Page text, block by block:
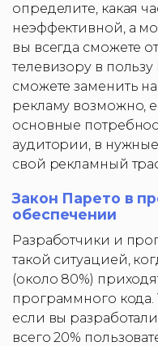
определите, какая
неэффективной, а
вы всегда сможете
телевизору в
сможете заменить
рекламу возможно,
основные
аудитории, в
свой рекламный
Закон Парето в
обеспечении
Разработчики и
такой ситуацией,
(около 80%)
программного кода.
если вы
всего 20%